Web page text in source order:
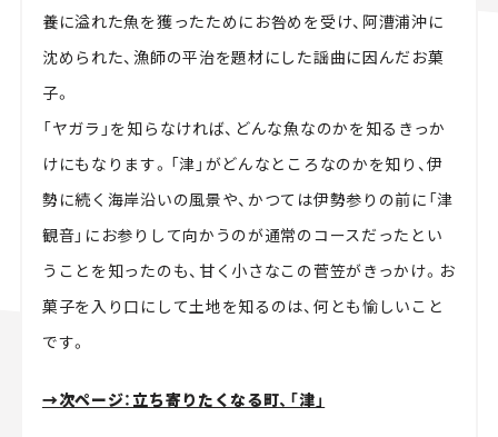
養に溢れた魚を獲ったためにお咎めを受け、阿漕浦沖に
沈められた、漁師の平治を題材にした謡曲に因んだお菓
子。
「ヤガラ」を知らなければ、どんな魚なのかを知るきっか
けにもなります。「津」がどんなところなのかを知り、伊
勢に続く海岸沿いの風景や、かつては伊勢参りの前に「津
観音」にお参りして向かうのが通常のコースだったとい
うことを知ったのも、甘く小さなこの菅笠がきっかけ。お
菓子を入り口にして土地を知るのは、何とも愉しいこと
です。
→次ページ：立ち寄りたくなる町、「津」